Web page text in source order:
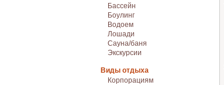
Бассейн
Боулинг
Водоем
Лошади
Сауна/баня
Экскурсии
Виды отдыха
Корпорациям